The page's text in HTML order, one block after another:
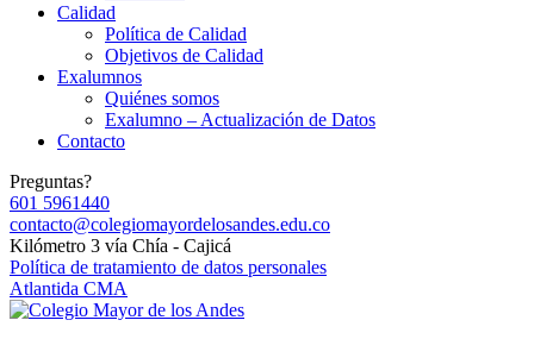
Calidad
Política de Calidad
Objetivos de Calidad
Exalumnos
Quiénes somos
Exalumno – Actualización de Datos
Contacto
Preguntas?
601 5961440
contacto@colegiomayordelosandes.edu.co
Kilómetro 3 vía Chía - Cajicá
Política de tratamiento de datos personales
Atlantida CMA